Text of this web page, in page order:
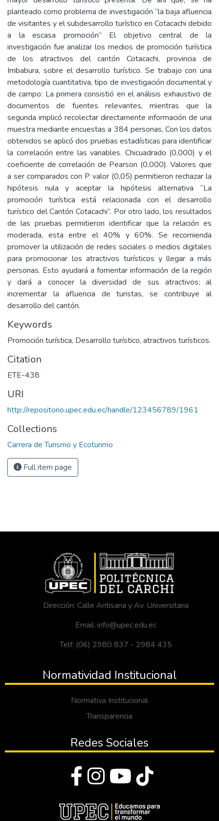
planteado como problema de investigación “la baja afluencia
de visitantes y el subdesarrollo turístico en Cotacachi debido
a la escasa promoción” El objetivo central de la
investigación fue analizar los medios de promoción turística
de los atractivos del cantón Cotacachi, provincia de
Imbabura, sobre el desarrollo turístico. Se trabajo con una
metodología cuantitativa, tipo de investigación documental y
de campo: La primera consistió en el análisis exhaustivo de
documentos de fuentes relevantes, mientras que la
segunda implicó recolectar directamente información de una
muestra mediante encuestas a 384 personas. Con los datos
obtenidos se aplicó dos pruebas estadísticas para identificar
la correlación entre las variables. Chicuadrado (0,000) y el
coeficiente de correlación de Pearson (0,000). Valores que
a ser comparados con P valor (0,05) permitieron rechazar la
hipótesis nula y aceptar la hipótesis alternativa “La
promoción turística está relacionada con el desarrollo
turístico del Cantón Cotacachi”. Por otro lado, los resultados
de las pruebas permitieron identificar que la relación es
moderada, esta entre el 40% y 60%. Se recomienda
promover la utilización de redes sociales o medios digitales
para promocionar los atractivos turísticos y llegar a más
personas. Esto ayudará a fomentar información de la región
y dará a conocer la diversidad de sus atractivos; al
incrementar la afluencia de turistas, se contribuye al
desarrollo del cantón.
Keywords
Promoción turística, Desarrollo turístico, atractivos turísticos.
Citation
ETE-438
URI
http://repositorio.upec.edu.ec/handle/123456789/1961
Collections
Carrera de Turismo y Ecoturimo
Full item page
Dirección: Calle Antisana y Av. Universitaria
Email: info@upec.edu.ec
Telf: (06) 2980 837 - 2984 435
Normatividad Institucional
Normativa Institucional
Transparencia
Redes Sociales